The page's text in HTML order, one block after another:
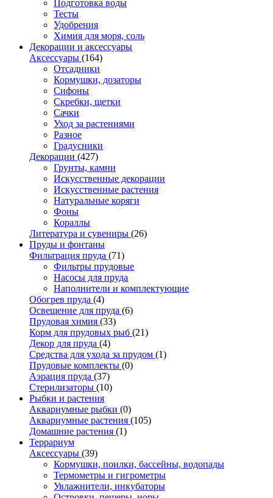
Подготовка воды
Тесты
Удобрения
Химия для моря, соль
Декорации и аксессуары
Аксессуары (164)
Отсадники
Кормушки, дозаторы
Сифоны
Скребки, щетки
Сачки
Уход за растениями
Разное
Градусники
Декорации (427)
Грунты, камни
Искусственные декорации
Искусственные растения
Натуральные коряги
Фоны
Кораллы
Литература и сувениры (26)
Пруды и фонтаны
Фильтрация пруда (71)
Фильтры прудовые
Насосы для пруда
Наполнители и комплектующие
Обогрев пруда (4)
Освещение для пруда (6)
Прудовая химия (33)
Корм для прудовых рыб (21)
Декор для пруда (4)
Средства для ухода за прудом (1)
Прудовые комплекты (0)
Аэрация пруда (37)
Стерилизаторы (10)
Рыбки и растения
Аквариумные рыбки (0)
Аквариумные растения (105)
Домашние растения (1)
Террариум
Аксессуары (39)
Кормушки, поилки, бассейны, водопады
Термометры и гигрометры
Увлажнители, инкубаторы